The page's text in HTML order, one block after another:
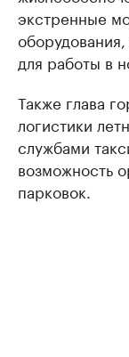
экстренные
для работы в
Также глава
логистики
службами
возможность
парковок.